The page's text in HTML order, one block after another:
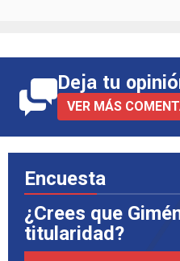
Deja tu
VER MÁS
Encuesta
¿Crees que
titularidad?